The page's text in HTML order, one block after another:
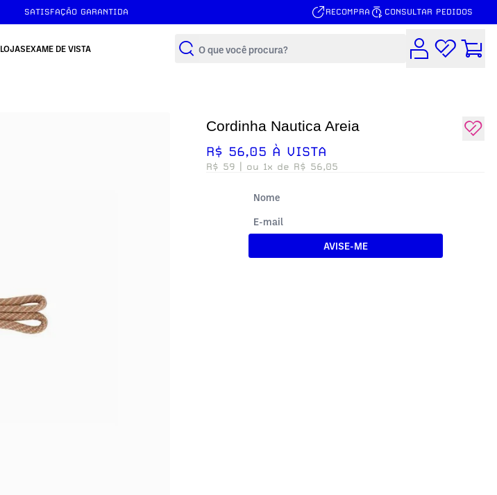
FRETE GRÁTIS ACIMA DE R$149
SATISFAÇÃO GARANTIDA RECOMPRA CONSULTAR PEDIDOS
LOJASEXAME DE VISTA
Buscar
Cordinha Nautica Areia
R$ 56,05 À VISTA
R$ 59 | ou 1x de R$ 56,05
AVISE-ME